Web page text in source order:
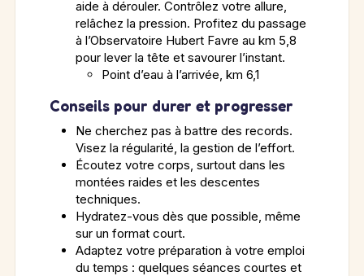
aide à dérouler. Contrôlez votre allure,
relâchez la pression. Profitez du passage
à l’Observatoire Hubert Favre au km 5,8
pour lever la tête et savourer l’instant.
Point d’eau à l’arrivée, km 6,1
Conseils pour durer et progresser
Ne cherchez pas à battre des records.
Visez la régularité, la gestion de l’effort.
Écoutez votre corps, surtout dans les
montées raides et les descentes
techniques.
Hydratez-vous dès que possible, même
sur un format court.
Adaptez votre préparation à votre emploi
du temps : quelques séances courtes et